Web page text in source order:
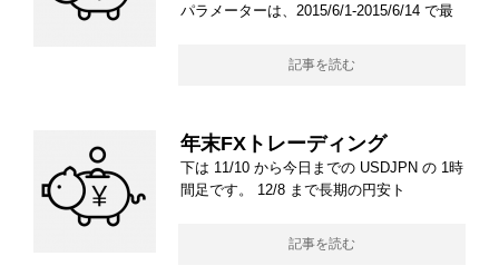
パラメーターは、2015/6/1-2015/6/14 で最
記事を読む
年末FXトレーディング
下は 11/10 から今日までの USDJPN の 1時
間足です。 12/8 まで長期の円安ト
記事を読む